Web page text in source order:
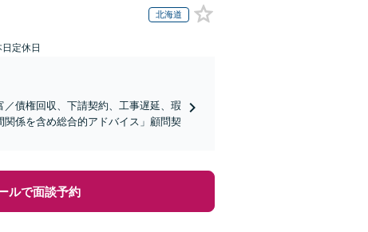
北海道
定休日
債権回収、下請契約、工事遅延、瑕
係を含め総合的アドバイス」顧問契
ルで面談予約